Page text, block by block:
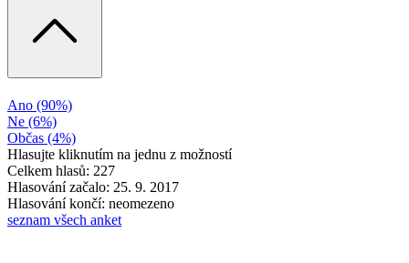
Ano (90%)
Ne (6%)
Občas (4%)
Hlasujte kliknutím na jednu z možností
Celkem hlasů: 227
Hlasování začalo: 25. 9. 2017
Hlasování končí: neomezeno
seznam všech anket